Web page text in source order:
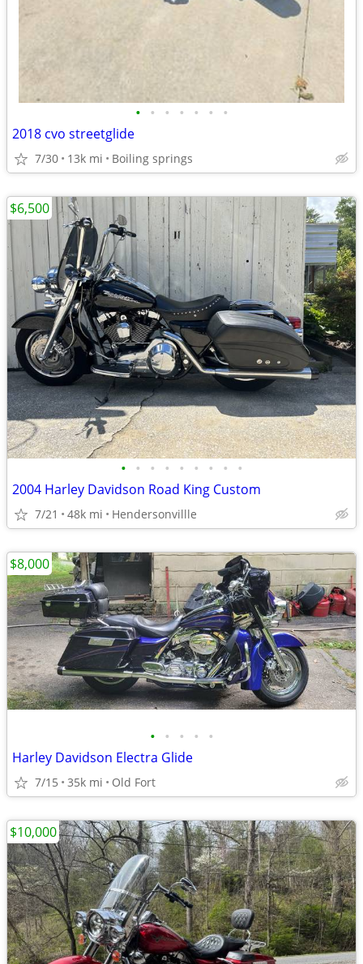
• • • • • • •
2018 cvo streetglide
7/30 13k mi Boiling springs
• • • • • • • • •
2004 Harley Davidson Road King Custom
7/21 48k mi Hendersonvillle
$6,500
• • • • •
Harley Davidson Electra Glide
7/15 35k mi Old Fort
$8,000
$10,000